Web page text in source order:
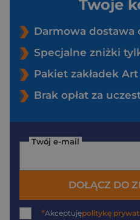
Twoje
Darmowa dostawa
Specjalne zniżki
Pakiet zakładek Art
Brak opłat za
Twój e-mail
DOŁĄCZ DO
*Akceptujępolitykę